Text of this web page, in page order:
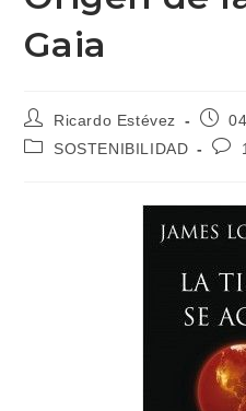
Gaia
Autor
de
la
Ricardo Estévez
de
Categoría
SOSTENIBILIDAD